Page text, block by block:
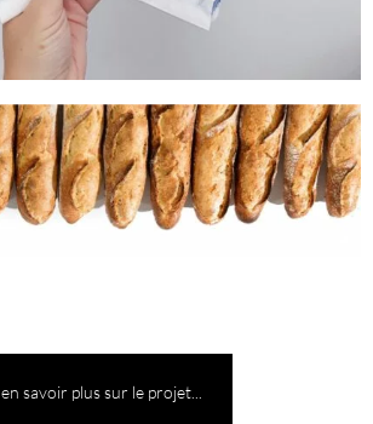
en savoir plus sur le projet...